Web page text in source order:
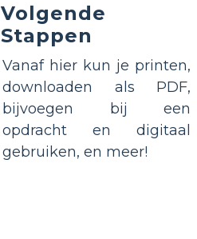
Volgende
Stappen
Vanaf hier kun je printen,
downloaden als PDF,
bijvoegen bij een
opdracht en digitaal
gebruiken, en meer!